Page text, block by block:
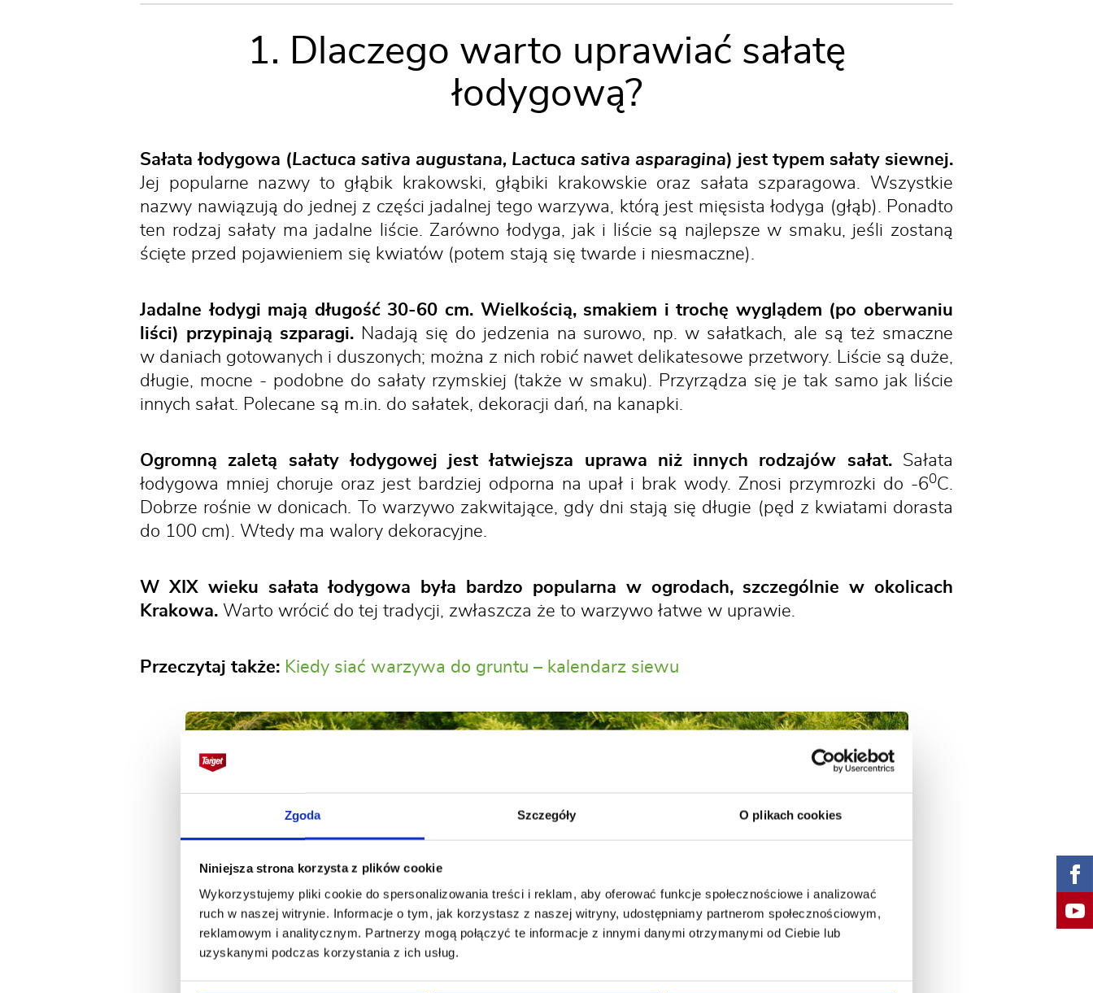
Zgoda Szczegóły O plikach cookies
Niniejsza strona korzysta z plików cookie
Wykorzystujemy pliki cookie do spersonalizowania treści i reklam, aby oferować funkcje społecznościowe i analizować
ruch w naszej witrynie. Informacje o tym, jak korzystasz z naszej witryny, udostępniamy partnerom społecznościowym,
reklamowym i analitycznym. Partnerzy mogą połączyć te informacje z innymi danymi otrzymanymi od Ciebie lub
uzyskanymi podczas korzystania z ich usług.
1. Dlaczego warto uprawiać sałatę
łodygową?
Sałata łodygowa (Lactuca sativa augustana, Lactuca sativa asparagina) jest typem sałaty siewnej.
Jej popularne nazwy to głąbik krakowski, głąbiki krakowskie oraz sałata szparagowa. Wszystkie
nazwy nawiązują do jednej z części jadalnej tego warzywa, którą jest mięsista łodyga (głąb). Ponadto
ten rodzaj sałaty ma jadalne liście. Zarówno łodyga, jak i liście są najlepsze w smaku, jeśli zostaną
ścięte przed pojawieniem się kwiatów (potem stają się twarde i niesmaczne).
Jadalne łodygi mają długość 30-60 cm. Wielkością, smakiem i trochę wyglądem (po oberwaniu
liści) przypinają szparagi.Nadają się do jedzenia na surowo, np. w sałatkach, ale są też smaczne
w daniach gotowanych i duszonych; można z nich robić nawet delikatesowe przetwory. Liście są duże,
długie, mocne - podobne do sałaty rzymskiej (także w smaku). Przyrządza się je tak samo jak liście
innych sałat. Polecane są m.in. do sałatek, dekoracji dań, na kanapki.
Ogromną zaletą sałaty łodygowej jest łatwiejsza uprawa niż innych rodzajów sałat.Sałata
łodygowa mniej choruje oraz jest bardziej odporna na upał i brak wody. Znosi przymrozki do -60C.
Dobrze rośnie w donicach. To warzywo zakwitające, gdy dni stają się długie (pęd z kwiatami dorasta
do 100 cm). Wtedy ma walory dekoracyjne.
W XIX wieku sałata łodygowa była bardzo popularna w ogrodach, szczególnie w okolicach
Krakowa. Warto wrócić do tej tradycji, zwłaszcza że to warzywo łatwe w uprawie.
Przeczytaj także: Kiedy siać warzywa do gruntu – kalendarz siewu